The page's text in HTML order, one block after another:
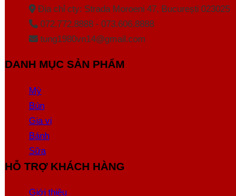
Địa chỉ cty: Strada Moroeni 47, București 023025
072.772.8888 - 073.606.8888
tung1980vn14@gmail.com
DANH MỤC SẢN PHẨM
Mỳ
Bún
Gia vị
Bánh
Sữa
HỖ TRỢ KHÁCH HÀNG
Giới thiệu